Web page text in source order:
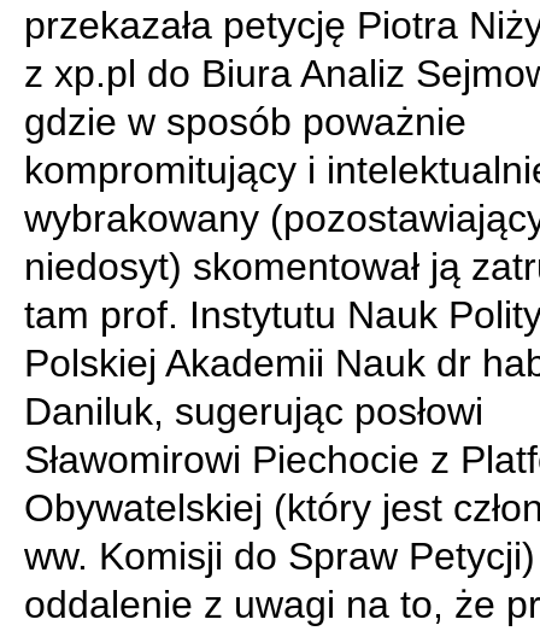
przekazała petycję Piotra
z xp.pl do Biura Analiz
gdzie w sposób poważnie
kompromitujący i
wybrakowany
niedosyt) skomentował ją
tam prof. Instytutu Nauk
Polskiej Akademii Nauk dr
Daniluk, sugerując posłowi
Sławomirowi Piechocie z
Obywatelskiej (który jest
ww. Komisji do Spraw
oddalenie z uwagi na to, że